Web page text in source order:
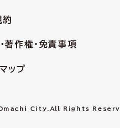
約
著作権・免責事項
ップ
City. All Rights